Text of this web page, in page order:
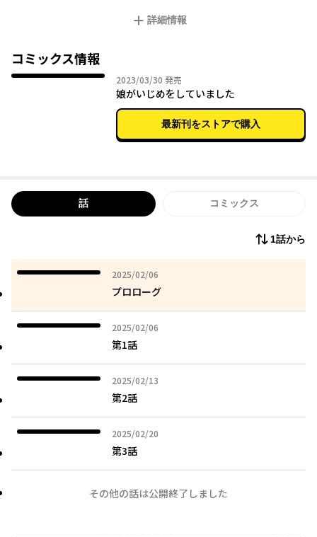
加奈子たちの謝罪はその場では受け入れてもらえたものの、小春
小春の母・千春は苦しむ娘を見て知り合いに相談するが、SNS上
での匿名の告発をきっかけに、思いもよらない事態へと発展して
我が子への不信感、夫との意見の相違、SNSで巻き起こる炎上…
様々な問題に翻弄される二つの家族。
自分の子供がいじめの当事者と知った時、「正しい対応」とは果
詳細情報
コミックス情報
2023/03/30 2023年03月30日
発売
娘がいじめをしていました
最新刊をストアで購入
話 コミックス
1話から
2025/02/06
2025年02月06日
プロローグ
2025/02/06
2025年02月06日
第1話
2025/02/13
2025年02月13日
第2話
2025/02/20
2025年02月20日
第3話
その他の話は公開終了しました